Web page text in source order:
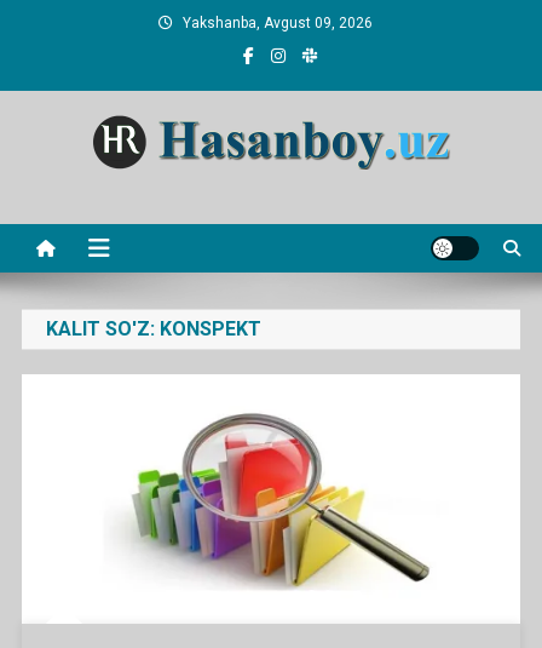
Yakshanba, Avgust 09, 2026
KALIT SO'Z: KONSPEKT